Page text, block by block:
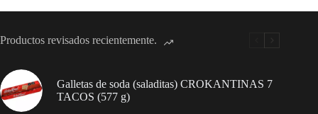
g)
Productos revisados recientemente.
Galletas de soda (saladitas) CROKANTINAS 7
TACOS (577 g)